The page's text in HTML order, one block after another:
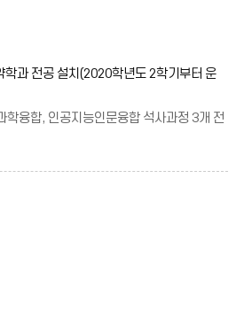
학과 전공 설치(2020학년도 2학기부터 운
학융합, 인공지능인문융합 석사과정 3개 전